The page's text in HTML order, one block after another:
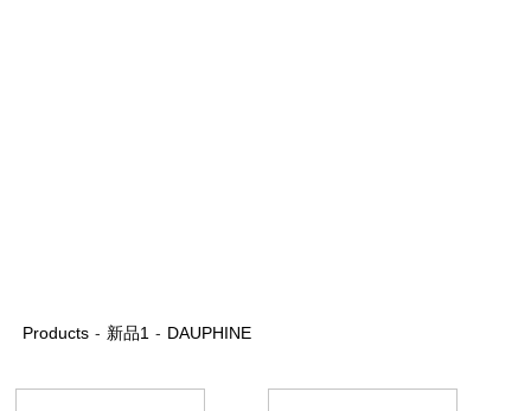
Products - 新品1 - DAUPHINE